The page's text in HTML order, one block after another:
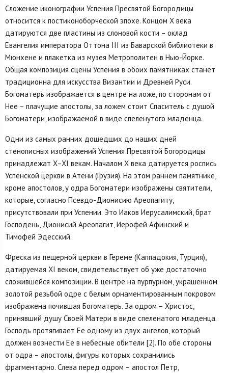
Сложение иконографии Успения Пресвятой Богородицы
относится к постиконоборческой эпохе. Концом X века
датируются две пластины из слоно­вой кости – оклад
Евангелия императора Оттона III из Баварской библиотеки в
Мюнхене и плакетка из музея Метрополитен в Нью-Йорке.
Общая компо­зиция сцены Успения в обоих памятниках станет
традиционна для искусства Византии и Древней Руси.
Богоматерь изображается в центре на ложе, по сто­ронам от
Нее – плачущие апостолы, за ложем стоит Спаситель с душой
Бого­матери, изображаемой в виде спеленутого младенца.
Одни из самых ранних дошедших до наших дней
стенописных изобра­жений Успения Пресвятой Богородицы
принадлежат X–XI векам. Началом X века датируется роспись
Успенской церкви в Атени (Грузия). На этом раннем памятнике,
кроме апостолов, у одра Богоматери изображены святители,
ко­торые, согласно Псевдо-Дионисию Ареопагиту,
присутствовали при Успении. Это Иаков Иерусалимский, брат
Господень, Дионисий Ареопагит, Иерофей Афинский и
Тимофей Эдесский.
Фреска из пещерной церкви в Гереме (Каппадокия, Турция),
датируемая XI веком, свидетельствует об уже достаточно
сложившейся композиции. В цен­тре на пурпурном, украшенном
золотой резьбой одре с белым орнаментиро­ванным покровом
изображена почившая Богоматерь. За одром – Христос,
принявший душу Своей Матери в виде спеленатого младенца.
Господь про­тягивает Ее одному из двух ангелов, который
должен вознести Ее в небесные обители [2]. По обе стороны
от одра – апостолы, фигуры которых сохранились
фрагментарно. Слева перед одром – апостол Петр,